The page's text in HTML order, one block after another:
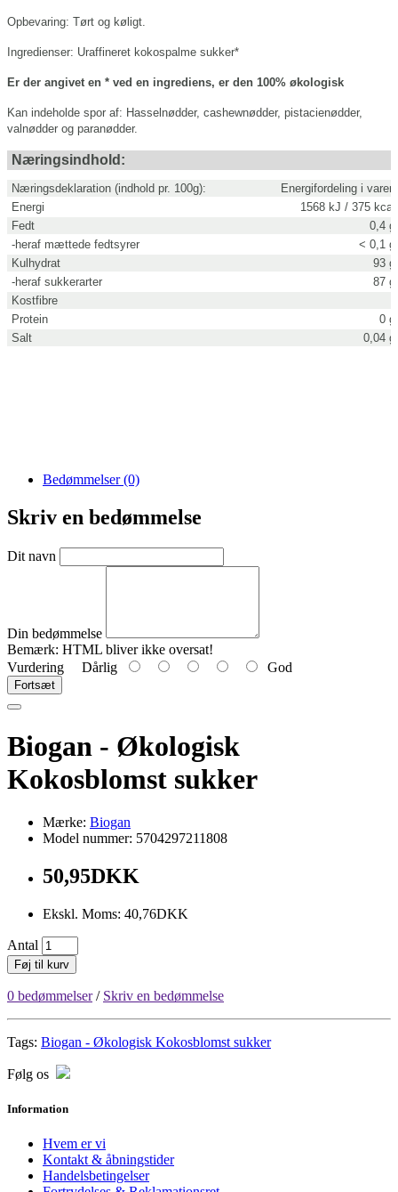
Opbevaring: Tørt og køligt.
Ingredienser: Uraffineret kokospalme sukker*
Er der angivet en * ved en ingrediens, er den 100% økologisk
Kan indeholde spor af: Hasselnødder, cashewnødder, pistacienødder,
valnødder og paranødder.
Næringsindhold:
Næringsdeklaration (indhold pr. 100g):
Energifordeling i varen
Energi
1568 kJ / 375 kcal
Fedt
0,4 g
-heraf mættede fedtsyrer
< 0,1 g
Kulhydrat
93 g
-heraf sukkerarter
87 g
Kostfibre
Protein
0 g
Salt
0,04 g
Bedømmelser (0)
Skriv en bedømmelse
Dit navn
Din bedømmelse
Bemærk: HTML bliver ikke oversat!
Vurdering Dårlig God
Fortsæt
Biogan - Økologisk
Kokosblomst sukker
Mærke: Biogan
Model nummer: 5704297211808
50,95DKK
Ekskl. Moms: 40,76DKK
Antal
Føj til kurv
0 bedømmelser/ Skriv en bedømmelse
Tags: Biogan - Økologisk Kokosblomst sukker
Følg os
Information
Hvem er vi
Kontakt & åbningstider
Handelsbetingelser